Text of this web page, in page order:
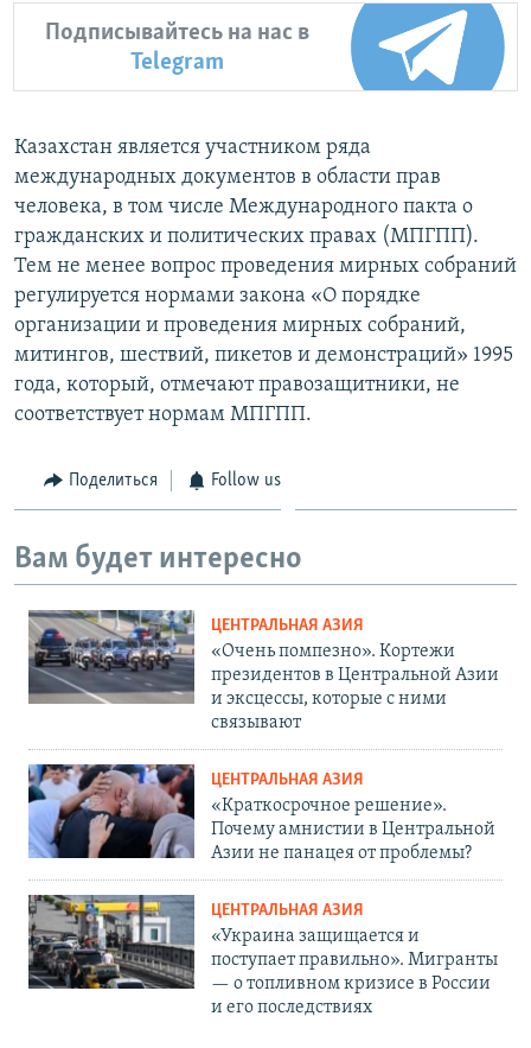
Подписывайтесь на нас в
Telegram
Казахстан является участником ряда
международных документов в области прав
человека, в том числе Международного пакта о
гражданских и политических правах (МПГПП).
Тем не менее вопрос проведения мирных собраний
регулируется нормами закона «О порядке
организации и проведения мирных собраний,
митингов, шествий, пикетов и демонстраций» 1995
года, который, отмечают правозащитники, не
соответствует нормам МПГПП.
Поделиться Follow us
Вам будет интересно
ЦЕНТРАЛЬНАЯ АЗИЯ
«Очень помпезно». Кортежи
президентов в Центральной Азии
и эксцессы, которые с ними
связывают
ЦЕНТРАЛЬНАЯ АЗИЯ
«Краткосрочное решение».
Почему амнистии в Центральной
Азии не панацея от проблемы?
ЦЕНТРАЛЬНАЯ АЗИЯ
«Украина защищается и
поступает правильно». Мигранты
— о топливном кризисе в России
и его последствиях